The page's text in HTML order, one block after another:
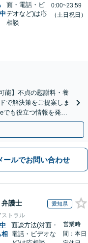
面・電話・ビ
デオなど)は応
相談
0:00~23:59
（土日祝日）
能】不貞の慰謝料・養
で解決策をご提案しま
でも役立つ情報を発信
ールでお問い合わせ
弁護士 愛知県
ストラル
相
面談方法(対面・
電話・ビデオな
営業時
間：本日